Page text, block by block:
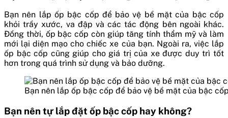
Bạn nên lắp ốp bậc cốp để bảo vệ bề mặt của bậc cốp
khỏi trầy xước, va đập và các tác động bên ngoài khác.
Đồng thời, ốp bậc cốp còn giúp tăng tính thẩm mỹ và làm
mới lại diện mạo cho chiếc xe của bạn. Ngoài ra, việc lắp
ốp bậc cốp cũng giúp cho giá trị của xe được duy trì tốt
hơn trong quá trình sử dụng và bảo dưỡng.
Bạn nên lắp ốp bậc cốp để bảo vệ bề mặt của bậc
Bạn nên tự lắp đặt ốp bậc cốp hay không?